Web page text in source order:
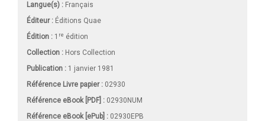
Langue(s) : Français
Éditeur : Éditions Quae
Édition : 1 re édition
Collection : Hors Collection
Publication : 1 janvier 1981
Référence Livre papier : 02930
Référence eBook [PDF] : 02930NUM
Référence eBook [ePub] : 02930EPB